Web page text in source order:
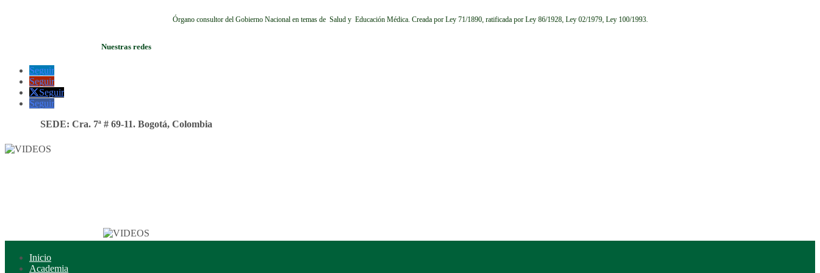
Órgano consultor del Gobierno Nacional en temas de Salud y Educación Médica. Creada por Ley 71/1890, ratificada por Ley 86/1928, Ley 02/1979, Ley 100/1993.
Nuestras redes
Seguir
Seguir
Seguir
Seguir
SEDE: Cra. 7ª # 69-11. Bogotá, Colombia
Inicio
Academia